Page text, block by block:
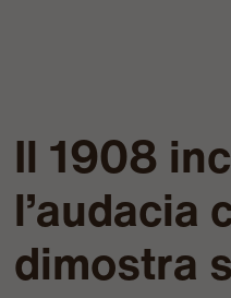
Il 1908
l’audacia
dimostra